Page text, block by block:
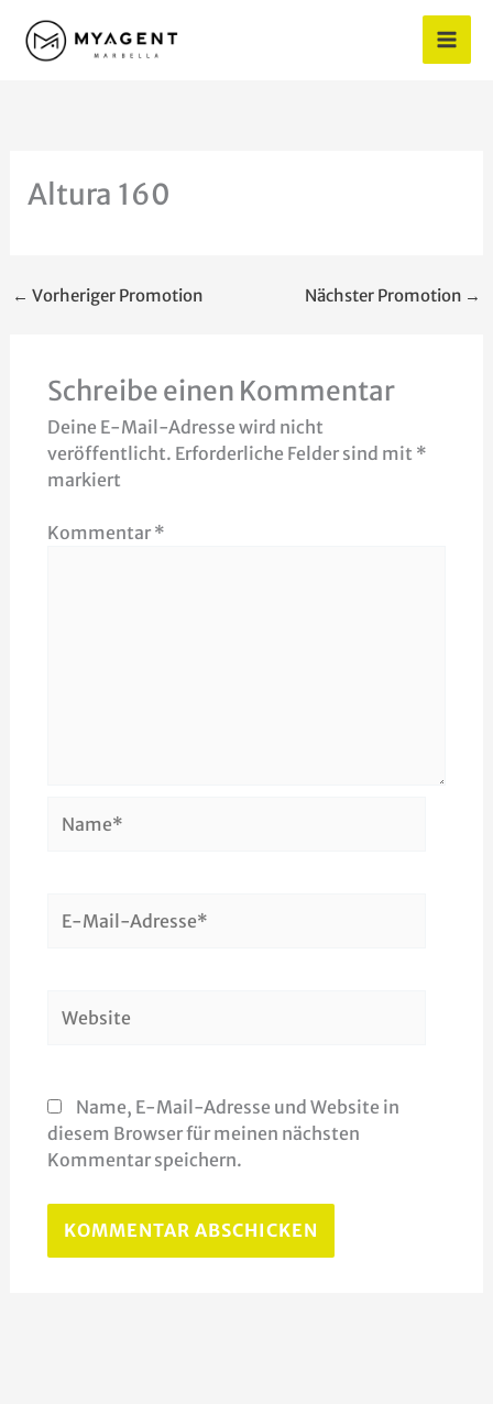
Inhalt
springen
Altura 160
← Vorheriger Promotion Nächster Promotion →
Schreibe einen Kommentar
Deine E-Mail-Adresse wird nicht
veröffentlicht. Erforderliche Felder sind mit *
markiert
Kommentar *
Mail-
Name, E-Mail-Adresse und Website in
diesem Browser für meinen nächsten
Kommentar speichern.